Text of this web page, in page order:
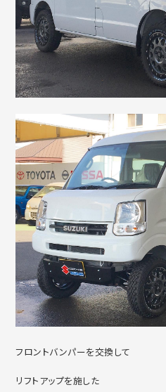
フロントバンパーを交換して
リフトアップを施した